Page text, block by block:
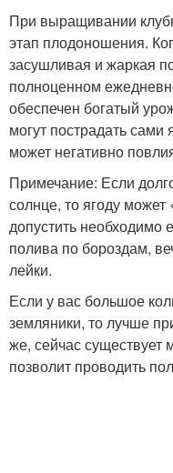
При выращивании
этап плодоношения.
засушливая и жаркая
полноценном
обеспечен богатый
могут пострадать
может негативно
Примечание: Если
солнце, то ягоду
допустить
полива по бороздам,
лейки.
Если у вас большое
земляники, то лучше
же, сейчас существует
позволит проводить